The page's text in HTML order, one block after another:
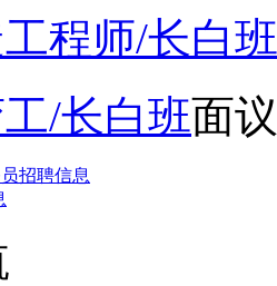
程师/长白班
/长白班面议
招聘信息